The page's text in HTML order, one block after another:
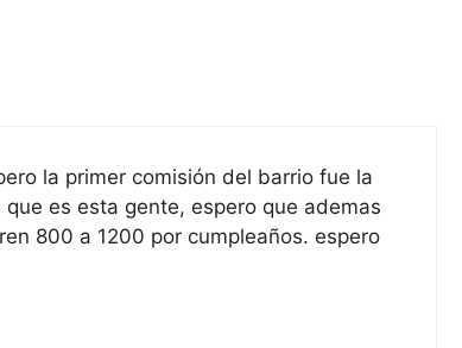
la primer comisión del barrio fue la
es esta gente, espero que ademas
800 a 1200 por cumpleaños. espero